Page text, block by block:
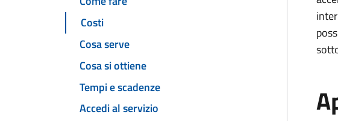
Costi
Cosa serve
Cosa si ottiene
Tempi e scadenze
Accedi al servizio